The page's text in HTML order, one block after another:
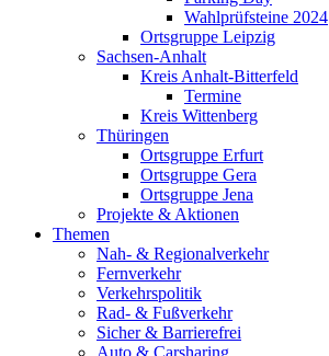
Wahlprüfsteine 2024
Ortsgruppe Leipzig
Sachsen-Anhalt
Kreis Anhalt-Bitterfeld
Termine
Kreis Wittenberg
Thüringen
Ortsgruppe Erfurt
Ortsgruppe Gera
Ortsgruppe Jena
Projekte & Aktionen
Themen
Nah- & Regionalverkehr
Fernverkehr
Verkehrspolitik
Rad- & Fußverkehr
Sicher & Barrierefrei
Auto & Carsharing